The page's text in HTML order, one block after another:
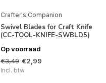
Crafter's Companion
Swivel Blades for Craft Knife
(CC-TOOL-KNIFE-SWBLD5)
Op voorraad
€3,49 €2,99
Incl. btw